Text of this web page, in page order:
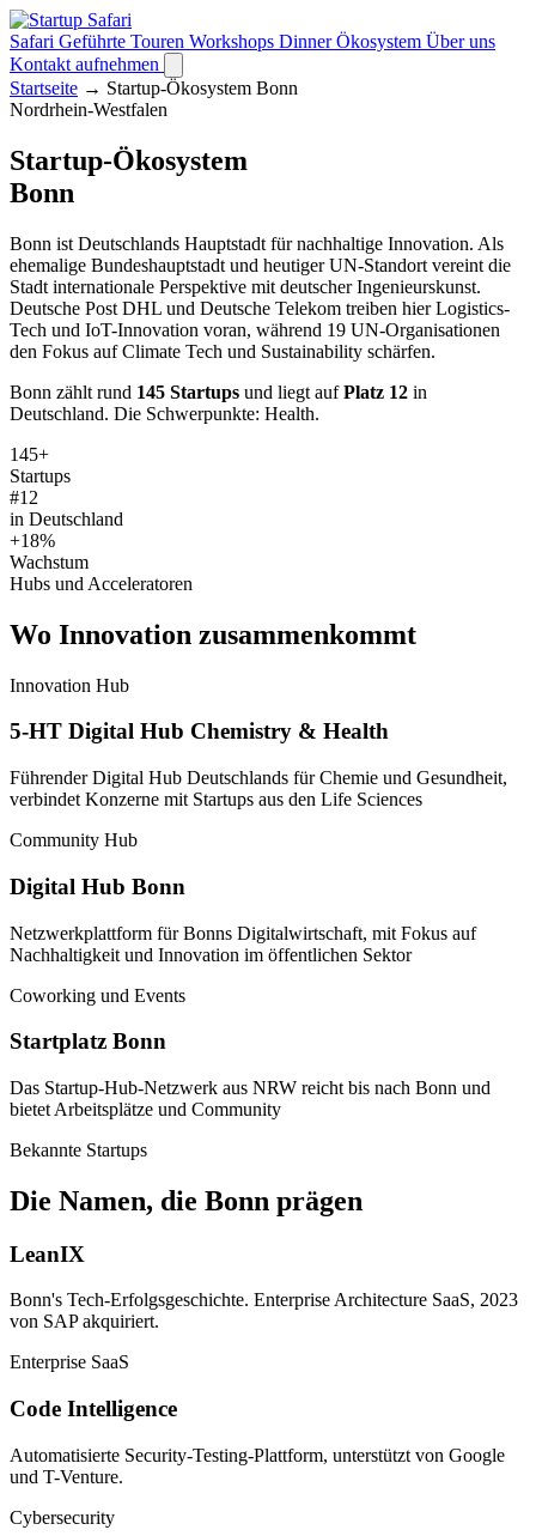
Safari Geführte Touren Workshops DinnerÖkosystem Über uns
Kontakt aufnehmen
Startseite → Startup-Ökosystem Bonn
Nordrhein-Westfalen
Startup-Ökosystem
Bonn
Bonn ist Deutschlands Hauptstadt für nachhaltige Innovation. Als
ehemalige Bundeshauptstadt und heutiger UN-Standort vereint die
Stadt internationale Perspektive mit deutscher Ingenieurskunst.
Deutsche Post DHL und Deutsche Telekom treiben hier Logistics-
Tech und IoT-Innovation voran, während 19 UN-Organisationen
den Fokus auf Climate Tech und Sustainability schärfen.
Bonn zählt rund 145 Startups und liegt aufPlatz 12 in
Deutschland. Die Schwerpunkte: Health.
145+
Startups
#12
in Deutschland
+18%
Wachstum
Hubs und Acceleratoren
Wo Innovation zusammenkommt
Innovation Hub
5-HT Digital Hub Chemistry & Health
Führender Digital Hub Deutschlands für Chemie und Gesundheit,
verbindet Konzerne mit Startups aus den Life Sciences
Community Hub
Digital Hub Bonn
Netzwerkplattform für Bonns Digitalwirtschaft, mit Fokus auf
Nachhaltigkeit und Innovation im öffentlichen Sektor
Coworking und Events
Startplatz Bonn
Das Startup-Hub-Netzwerk aus NRW reicht bis nach Bonn und
bietet Arbeitsplätze und Community
Bekannte Startups
Die Namen, die Bonn prägen
LeanIX
Bonn's Tech-Erfolgsgeschichte. Enterprise Architecture SaaS, 2023
von SAP akquiriert.
Enterprise SaaS
Code Intelligence
Automatisierte Security-Testing-Plattform, unterstützt von Google
und T-Venture.
Cybersecurity